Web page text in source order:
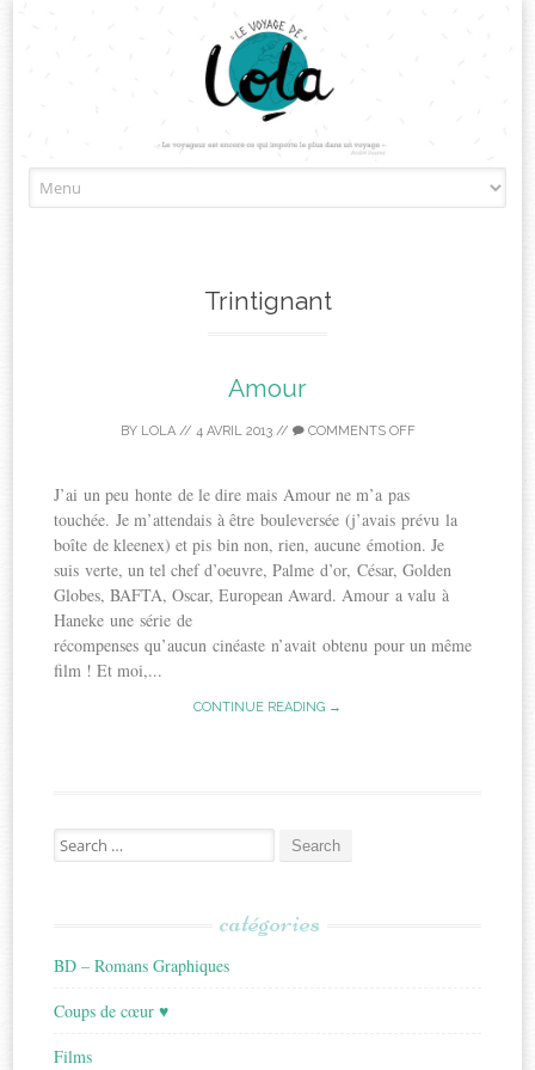
to
Trintignant
Amour
BY LOLA// 4 AVRIL 2013// COMMENTS OFF
J’ai un peu honte de le dire mais Amour ne m’a pas
touchée. Je m’attendais à être bouleversée (j’avais prévu la
boîte de kleenex) et pis bin non, rien, aucune émotion. Je
suis verte, un tel chef d’oeuvre, Palme d’or, César, Golden
Globes, BAFTA, Oscar, European Award. Amour a valu à
Haneke une série de
récompenses qu’aucun cinéaste n’avait obtenu pour un même
film ! Et moi,...
CONTINUE READING →
Search
for:
catégories
BD – Romans Graphiques
Coups de cœur ♥
Films